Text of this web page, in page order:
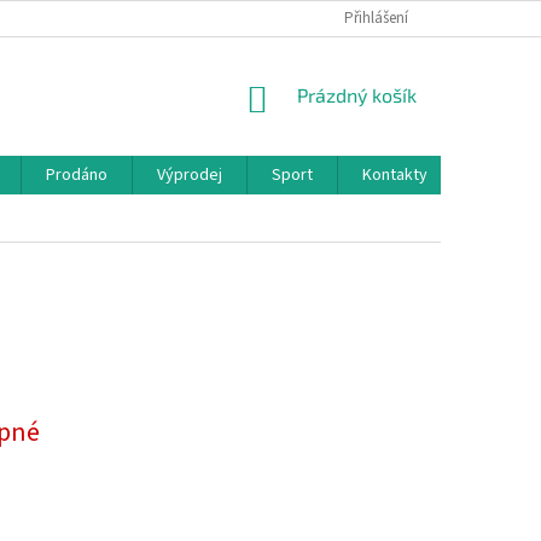
Přihlášení
NÁKUPNÍ
Prázdný košík
Prodáno Výprodej Sport
Kontakty